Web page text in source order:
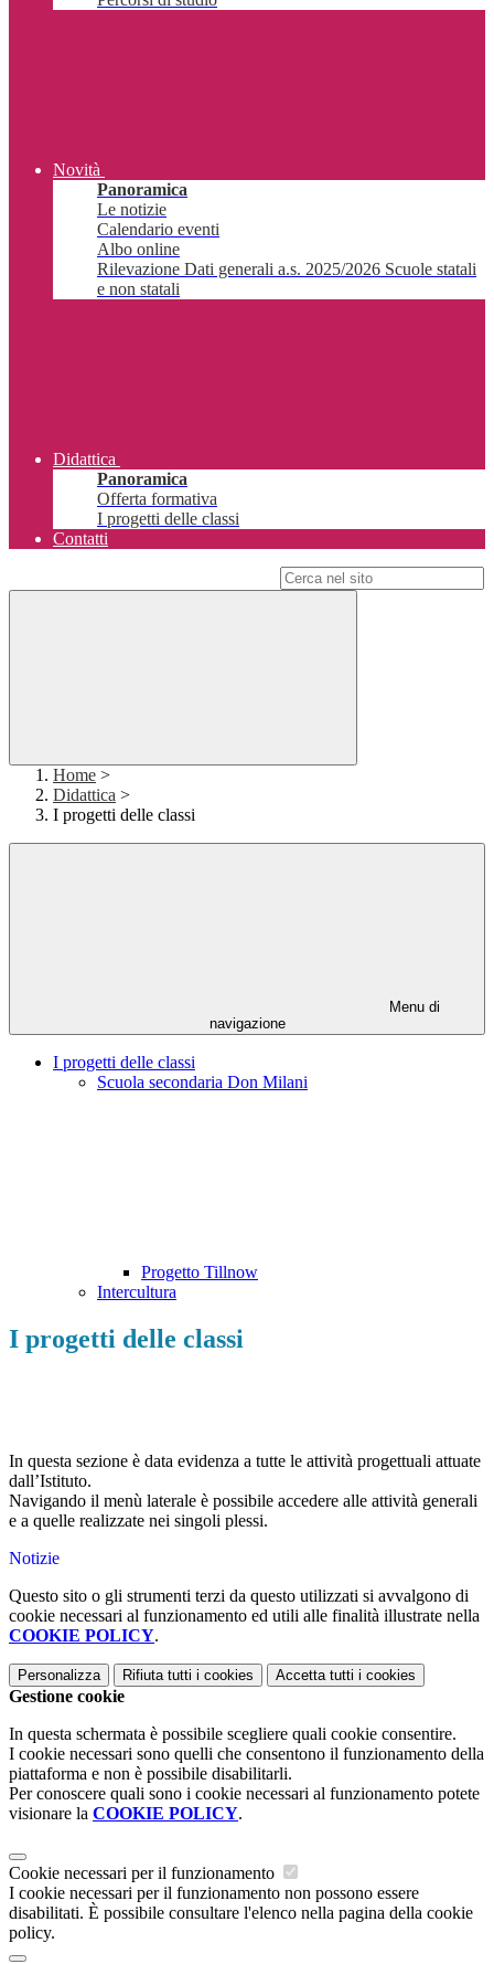
Novità
Panoramica
Le notizie
Calendario eventi
Albo online
Rilevazione Dati generali a.s. 2025/2026 Scuole statali
e non statali
Didattica
Panoramica
Offerta formativa
I progetti delle classi
Contatti
Home >
Didattica >
I progetti delle classi
Menu di
navigazione
I progetti delle classi
Scuola secondaria Don Milani
Progetto Tillnow
Intercultura
I progetti delle classi
In questa sezione è data evidenza a tutte le attività progettuali attuate
dall’Istituto.
Navigando il menù laterale è possibile accedere alle attività generali
e a quelle realizzate nei singoli plessi.
Notizie
Questo sito o gli strumenti terzi da questo utilizzati si avvalgono di
cookie necessari al funzionamento ed utili alle finalità illustrate nella
COOKIE POLICY.
Personalizza Rifiuta tutti i cookies Accetta tutti i cookies
Gestione cookie
In questa schermata è possibile scegliere quali cookie consentire.
I cookie necessari sono quelli che consentono il funzionamento della
piattaforma e non è possibile disabilitarli.
Per conoscere quali sono i cookie necessari al funzionamento potete
visionare la COOKIE POLICY.
Cookie necessari per il funzionamento
I cookie necessari per il funzionamento non possono essere
disabilitati. È possibile consultare l'elenco nella pagina della cookie
policy.